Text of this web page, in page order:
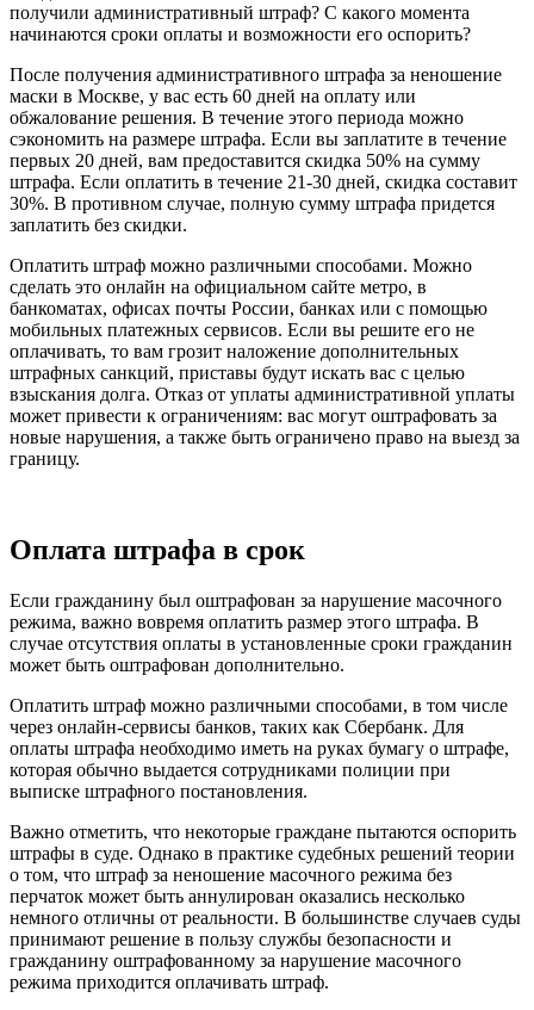
получили административный штраф? С какого момента
начинаются сроки оплаты и возможности его оспорить?
После получения административного штрафа за неношение
маски в Москве, у вас есть 60 дней на оплату или
обжалование решения. В течение этого периода можно
сэкономить на размере штрафа. Если вы заплатите в течение
первых 20 дней, вам предоставится скидка 50% на сумму
штрафа. Если оплатить в течение 21-30 дней, скидка составит
30%. В противном случае, полную сумму штрафа придется
заплатить без скидки.
Оплатить штраф можно различными способами. Можно
сделать это онлайн на официальном сайте метро, в
банкоматах, офисах почты России, банках или с помощью
мобильных платежных сервисов. Если вы решите его не
оплачивать, то вам грозит наложение дополнительных
штрафных санкций, приставы будут искать вас с целью
взыскания долга. Отказ от уплаты административной уплаты
может привести к ограничениям: вас могут оштрафовать за
новые нарушения, а также быть ограничено право на выезд за
границу.
Оплата штрафа в срок
Если гражданину был оштрафован за нарушение масочного
режима, важно вовремя оплатить размер этого штрафа. В
случае отсутствия оплаты в установленные сроки гражданин
может быть оштрафован дополнительно.
Оплатить штраф можно различными способами, в том числе
через онлайн-сервисы банков, таких как Сбербанк. Для
оплаты штрафа необходимо иметь на руках бумагу о штрафе,
которая обычно выдается сотрудниками полиции при
выписке штрафного постановления.
Важно отметить, что некоторые граждане пытаются оспорить
штрафы в суде. Однако в практике судебных решений теории
о том, что штраф за неношение масочного режима без
перчаток может быть аннулирован оказались несколько
немного отличны от реальности. В большинстве случаев суды
принимают решение в пользу службы безопасности и
гражданину оштрафованному за нарушение масочного
режима приходится оплачивать штраф.